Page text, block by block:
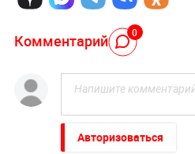
Комментарий 0
Авторизоваться